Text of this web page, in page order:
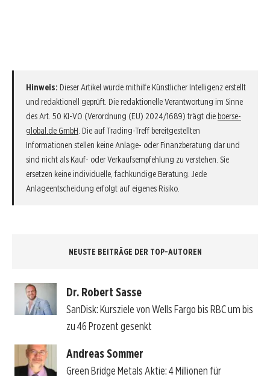
Hinweis: Dieser Artikel wurde mithilfe Künstlicher Intelligenz erstellt
und redaktionell geprüft. Die redaktionelle Verantwortung im Sinne
des Art. 50 KI-VO (Verordnung (EU) 2024/1689) trägt die boerse-
global.de GmbH . Die auf Trading-Treff bereitgestellten
Informationen stellen keine Anlage- oder Finanzberatung dar und
sind nicht als Kauf- oder Verkaufsempfehlung zu verstehen. Sie
ersetzen keine individuelle, fachkundige Beratung. Jede
Anlageentscheidung erfolgt auf eigenes Risiko.
NEUSTE BEITRÄGE DER TOP-AUTOREN
Dr. Robert Sasse
SanDisk: Kursziele von Wells Fargo bis RBC um bis
zu 46 Prozent gesenkt
Andreas Sommer
Green Bridge Metals Aktie: 4 Millionen für